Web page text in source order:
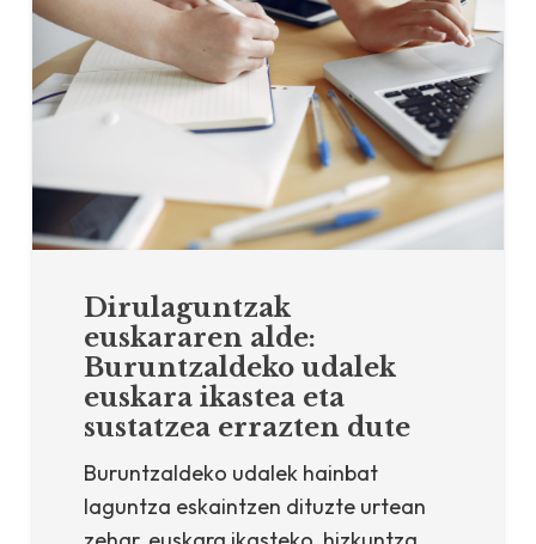
Dirulaguntzak
euskararen alde:
Buruntzaldeko udalek
euskara ikastea eta
sustatzea errazten dute
Buruntzaldeko udalek hainbat
laguntza eskaintzen dituzte urtean